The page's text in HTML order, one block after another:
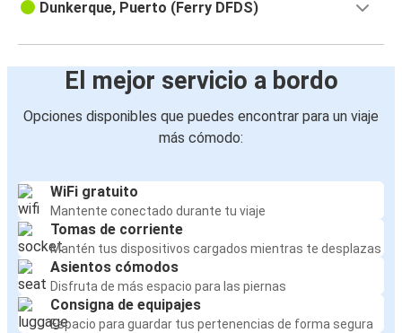
Dunkerque, Puerto (Ferry DFDS)
El mejor servicio a bordo
Opciones disponibles que puedes encontrar para un viaje
más cómodo:
WiFi gratuito
Mantente conectado durante tu viaje
Tomas de corriente
Mantén tus dispositivos cargados mientras te desplazas
Asientos cómodos
Disfruta de más espacio para las piernas
Consigna de equipajes
Espacio para guardar tus pertenencias de forma segura